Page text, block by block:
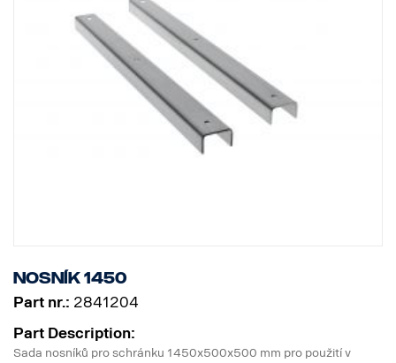
Nosník 1450
Part nr.: 2841204
Part Description:
Sada nosníků pro schránku 1450x500x500 mm pro použití v